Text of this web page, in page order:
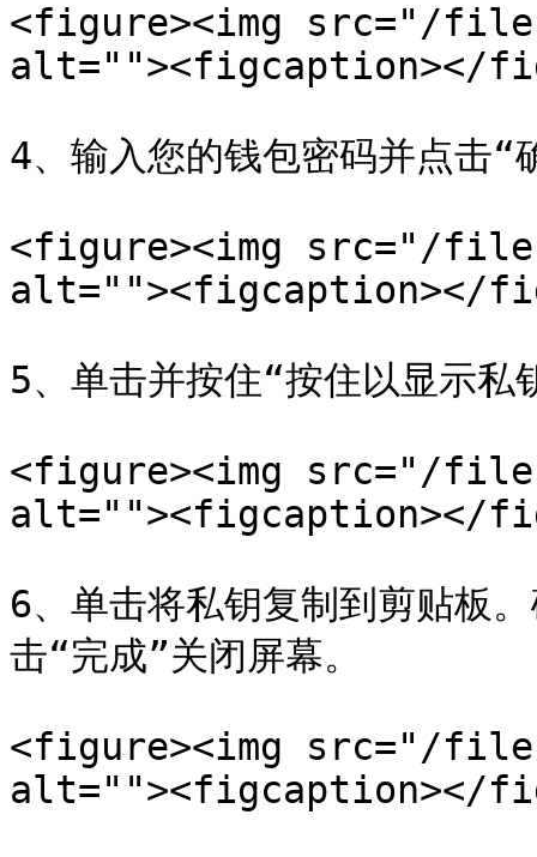
<figure><img src="/files/
alt=""><figcaption></
4、输入您的钱包密码并点击“
<figure><img src="/files/
alt=""><figcaption></
5、单击并按住“按住以显示私
<figure><img src="/files/
alt=""><figcaption></
6、单击将私钥复制到剪贴板
击“完成”关闭屏幕。
<figure><img src="/
alt=""><figcaption></